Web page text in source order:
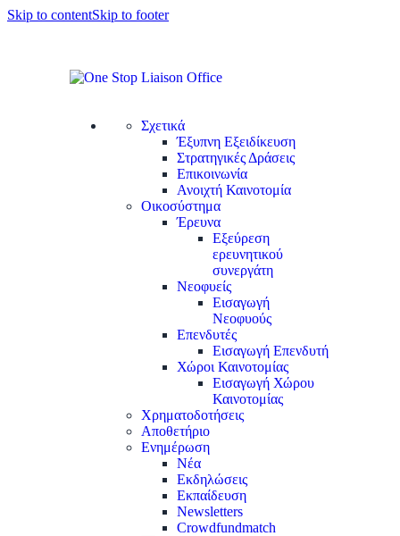
Skip to contentSkip to footer
Σχετικά
Έξυπνη Εξειδίκευση
Στρατηγικές Δράσεις
Επικοινωνία
Ανοιχτή Καινοτομία
Οικοσύστημα
Έρευνα
Εξεύρεση
ερευνητικού
συνεργάτη
Νεοφυείς
Εισαγωγή
Νεοφυούς
Επενδυτές
Εισαγωγή Επενδυτή
Χώροι Καινοτομίας
Εισαγωγή Χώρου
Καινοτομίας
Χρηματοδοτήσεις
Αποθετήριο
Ενημέρωση
Νέα
Εκδηλώσεις
Εκπαίδευση
Newsletters
Crowdfundmatch